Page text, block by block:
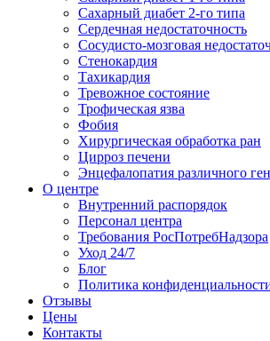
Сахарный диабет 2-го типа
Сердечная недостаточность
Сосудисто-мозговая
Стенокардия
Тахикардия
Тревожное состояние
Трофическая язва
Фобия
Хирургическая обработка ран
Цирроз печени
Энцефалопатия различного
О центре
Внутренний распорядок
Персонал центра
Требования РосПотребНадзора
Уход 24/7
Блог
Политика
Отзывы
Цены
Контакты